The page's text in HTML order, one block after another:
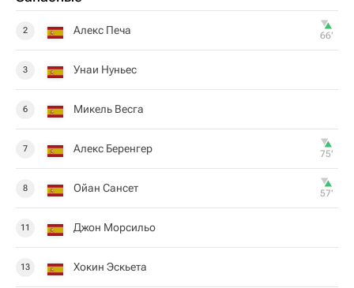
2 Алекс Печа 66‎’‎
3 Унаи Нуньес
6 Микель Весга
7 Алекс Беренгер 75‎’‎
8 Ойан Сансет 57‎’‎
11 Джон Морсильо
13 Хокин Эскьета